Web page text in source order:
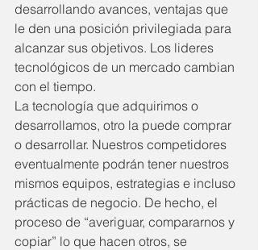
desarrollando avances, ventajas que
le den una posición privilegiada para
alcanzar sus objetivos. Los lideres
tecnológicos de un mercado cambian
con el tiempo.
La tecnología que adquirimos o
desarrollamos, otro la puede comprar
o desarrollar. Nuestros competidores
eventualmente podrán tener nuestros
mismos equipos, estrategias e incluso
prácticas de negocio. De hecho, el
proceso de “averiguar, compararnos y
copiar” lo que hacen otros, se